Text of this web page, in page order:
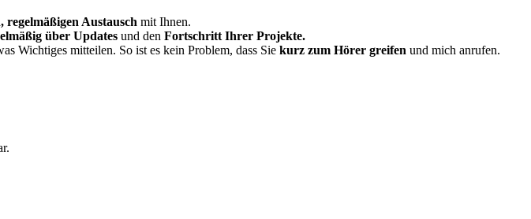
regelmäßigen Austausch mit Ihnen.
über Updates und den Fortschritt Ihrer Projekte.
Wichtiges mitteilen. So ist es kein Problem, dass Sie kurz zum Hörer greifen und mich anrufen.